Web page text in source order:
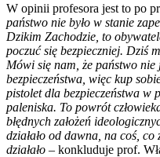
W opinii profesora jest to po
państwo nie było w stanie
Dzikim Zachodzie, to
poczuć się bezpieczniej. Dziś
Mówi się nam, że państwo nie
bezpieczeństwa, więc kup
pistolet dla bezpieczeństwa w
paleniska. To powrót
błędnych założeń
działało od dawna, na coś,
działało – konkluduje prof.